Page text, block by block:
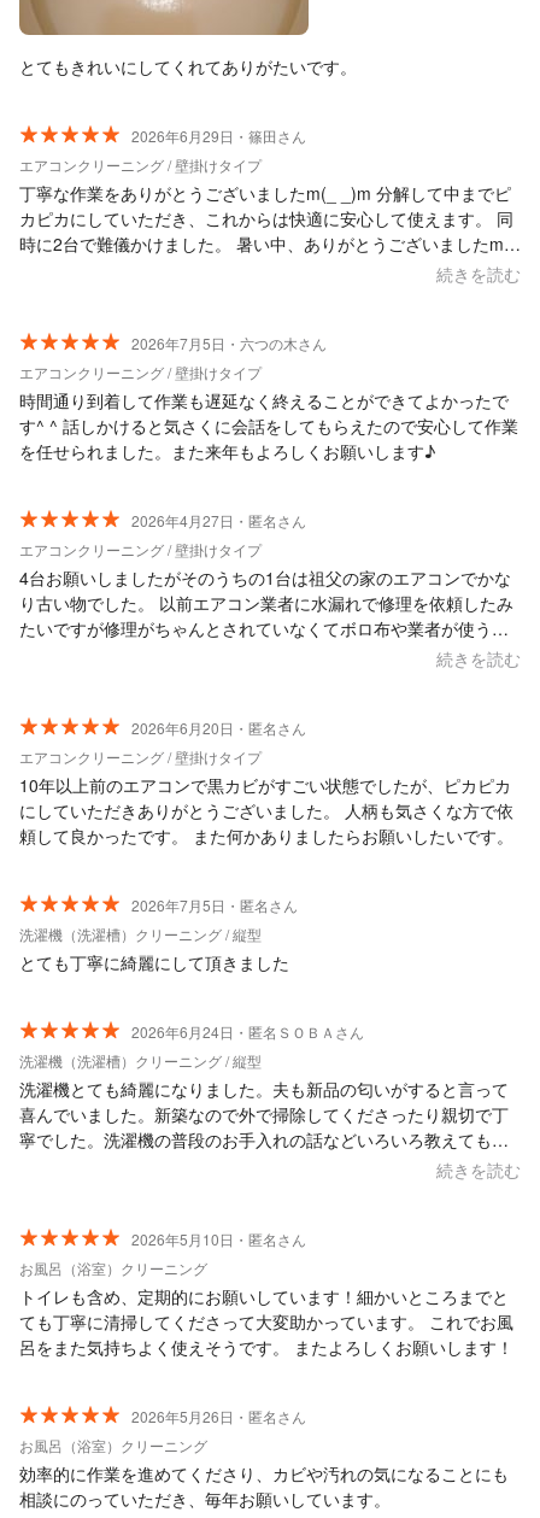
とてもきれいにしてくれてありがたいです。
2026年6月29日・篠田さん
エアコンクリーニング / 壁掛けタイプ
丁寧な作業をありがとうございましたm(_ _)m 分解して中までピ
カピカにしていただき、これからは快適に安心して使えます。 同
時に2台で難儀かけました。 暑い中、ありがとうございましたm(_
続きを読む
2026年7月5日・六つの木さん
エアコンクリーニング / 壁掛けタイプ
時間通り到着して作業も遅延なく終えることができてよかったで
す^ ^ 話しかけると気さくに会話をしてもらえたので安心して作業
を任せられました。また来年もよろしくお願いします♪
2026年4月27日・匿名さん
エアコンクリーニング / 壁掛けタイプ
4台お願いしましたがそのうちの1台は祖父の家のエアコンでかな
り古い物でした。 以前エアコン業者に水漏れで修理を依頼したみ
たいですが修理がちゃんとされていなくてボロ布や業者が使う手
袋などが押し込まれていたそうです。今回エアコンのカバーをあ
ニングはキャンセルにしてくれました。とても良心的だと思いま
した。その他3台もとても丁寧にクリーニングしてもらい感謝して
います。 ありがとう御座いました。
続きを読む
2026年6月20日・匿名さん
エアコンクリーニング / 壁掛けタイプ
10年以上前のエアコンで黒カビがすごい状態でしたが、ピカピカ
にしていただきありがとうございました。 人柄も気さくな方で依
頼して良かったです。 また何かありましたらお願いしたいです。
2026年7月5日・匿名さん
洗濯機（洗濯槽）クリーニング / 縦型
とても丁寧に綺麗にして頂きました
2026年6月24日・匿名ＳＯＢＡさん
洗濯機（洗濯槽）クリーニング / 縦型
洗濯機とても綺麗になりました。夫も新品の匂いがすると言って
喜んでいました。新築なので外で掃除してくださったり親切で丁
寧でした。洗濯機の普段のお手入れの話などいろいろ教えてもら
続きを読む
2026年5月10日・匿名さん
お風呂（浴室）クリーニング
トイレも含め、定期的にお願いしています！細かいところまでと
ても丁寧に清掃してくださって大変助かっています。 これでお風
呂をまた気持ちよく使えそうです。 またよろしくお願いします！
2026年5月26日・匿名さん
お風呂（浴室）クリーニング
効率的に作業を進めてくださり、カビや汚れの気になることにも
相談にのっていただき、毎年お願いしています。